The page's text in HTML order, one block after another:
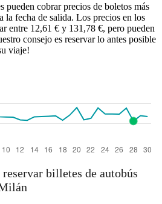
pueden cobrar precios de boletos más
la fecha de salida. Los precios en los
entre 12,61 € y 131,78 €, pero pueden
consejo es reservar lo antes posible
viaje!
billetes de autobús